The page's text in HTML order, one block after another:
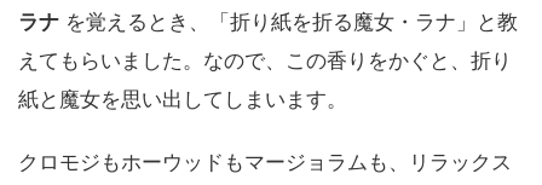
ラナ を覚えるとき、「折り紙を折る魔女・ラナ」と教
えてもらいました。なので、この香りをかぐと、折り
紙と魔女を思い出してしまいます。
クロモジもホーウッドもマージョラムも、リラックス